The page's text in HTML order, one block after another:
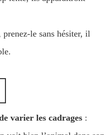
prenez-le sans hésiter, il
varier les cadrages :